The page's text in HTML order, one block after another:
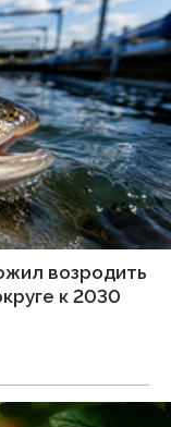
возродить
к 2030